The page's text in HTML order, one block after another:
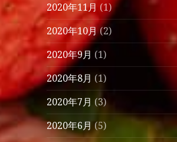
2020年11月 (1)
2020年10月(2)
2020年9月 (1)
2020年8月 (1)
2020年7月 (3)
2020年6月 (5)